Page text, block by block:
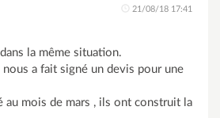
21/08/18 17:41
la même situation.
nous a fait signé un devis pour une
au mois de mars , ils ont construit la